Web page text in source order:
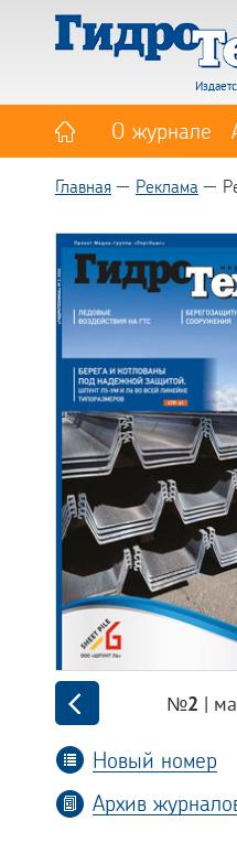
О журнале
Главная Реклама
№2 |
Новый номер
Архив